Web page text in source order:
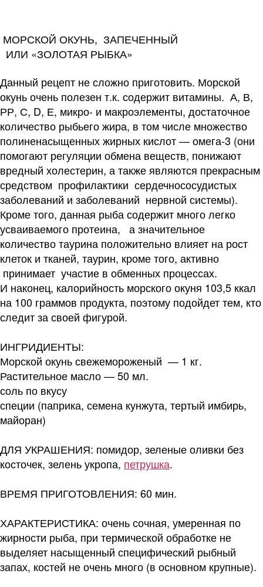
МОРСКОЙ ОКУНЬ, ЗАПЕЧЕННЫЙ
ИЛИ «ЗОЛОТАЯ РЫБКА»
Данный рецепт не сложно приготовить. Морской
окунь очень полезен т.к. содержит витамины. А, В,
РР, С, D, Е, микро- и макроэлементы, достаточное
количество рыбьего жира, в том числе множество
полиненасыщенных жирных кислот — омега-3 (они
помогают регуляции обмена веществ, понижают
вредный холестерин, а также являются прекрасным
средством профилактики сердечнососудистых
заболеваний и заболеваний нервной системы).
Кроме того, данная рыба содержит много легко
усваиваемого протеина, а значительное
количество таурина положительно влияет на рост
клеток и тканей, таурин, кроме того, активно
принимает участие в обменных процессах.
И наконец, калорийность морского окуня 103,5 ккал
на 100 граммов продукта, поэтому подойдет тем, кто
следит за своей фигурой.
ИНГРИДИЕНТЫ:
Морской окунь свежемороженый — 1 кг.
Растительное масло — 50 мл.
соль по вкусу
специи (паприка, семена кунжута, тертый имбирь,
майоран)
ДЛЯ УКРАШЕНИЯ: помидор, зеленые оливки без
косточек, зелень укропа, петрушка.
ВРЕМЯ ПРИГОТОВЛЕНИЯ: 60 мин.
ХАРАКТЕРИСТИКА: очень сочная, умеренная по
жирности рыба, при термической обработке не
выделяет насыщенный специфический рыбный
запах, костей не очень много (в основном крупные).